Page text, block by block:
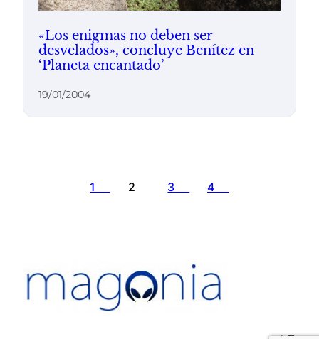
«Los enigmas no deben ser
desvelados», concluye Benítez en
‘Planeta encantado’
19/01/2004
1 2 3 4